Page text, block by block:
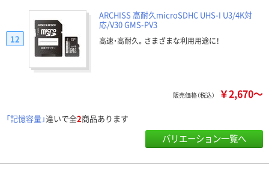
ARCHISS 高耐久microSDHC UHS-I U3/4K対
応/V30 GMS-PV3
高速・高耐久。さまざまな利用用途に！
12
販売価格（税込） ￥2,670～
「記憶容量」違いで全2商品あります
バリエーション一覧へ